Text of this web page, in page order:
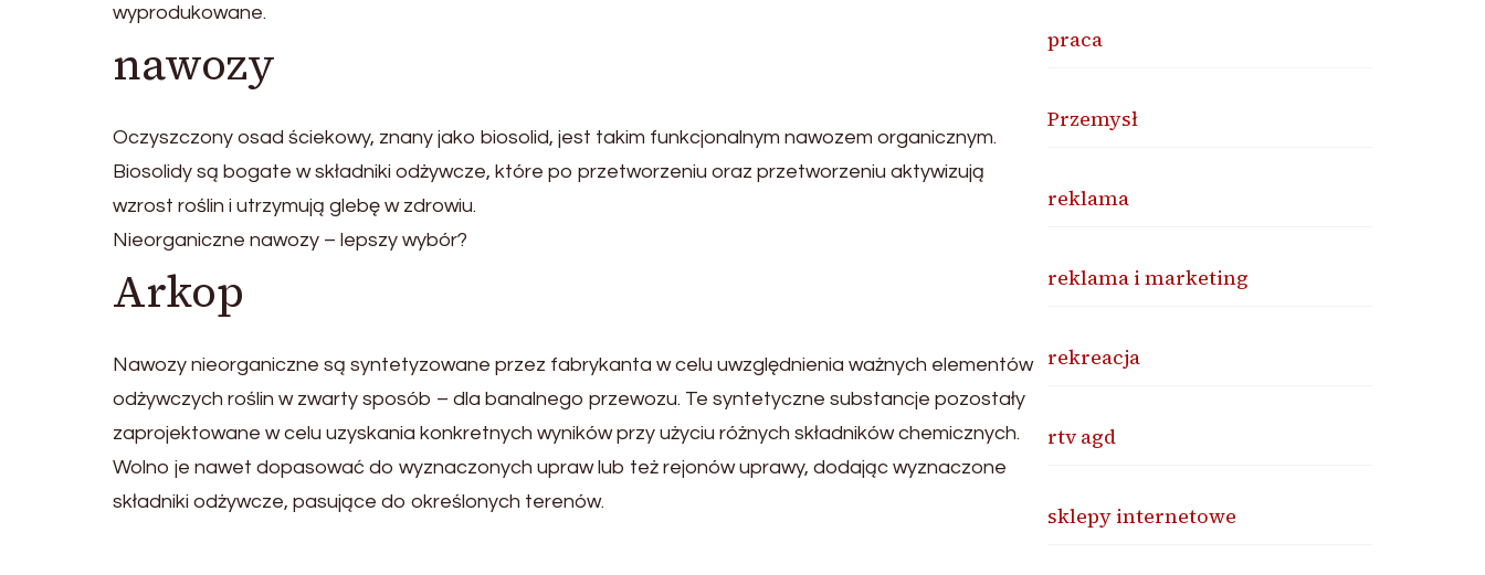
wyprodukowane.
nawozy
Oczyszczony osad ściekowy, znany jako biosolid, jest takim funkcjonalnym nawozem organicznym.
Biosolidy są bogate w składniki odżywcze, które po przetworzeniu oraz przetworzeniu aktywizują
wzrost roślin i utrzymują glebę w zdrowiu.
Nieorganiczne nawozy – lepszy wybór?
Arkop
Nawozy nieorganiczne są syntetyzowane przez fabrykanta w celu uwzględnienia ważnych elementów
odżywczych roślin w zwarty sposób – dla banalnego przewozu. Te syntetyczne substancje pozostały
zaprojektowane w celu uzyskania konkretnych wyników przy użyciu różnych składników chemicznych.
Wolno je nawet dopasować do wyznaczonych upraw lub też rejonów uprawy, dodając wyznaczone
składniki odżywcze, pasujące do określonych terenów.
praca
Przemysł
reklama
reklama i marketing
rekreacja
rtv agd
sklepy internetowe